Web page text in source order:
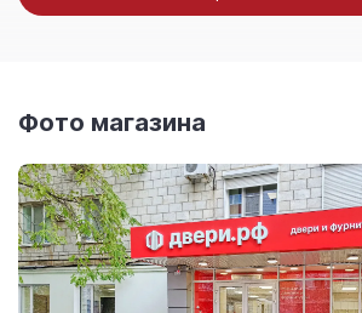
Фото магазина